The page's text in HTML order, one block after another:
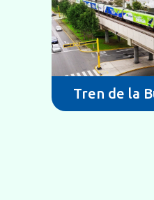
Tren de la